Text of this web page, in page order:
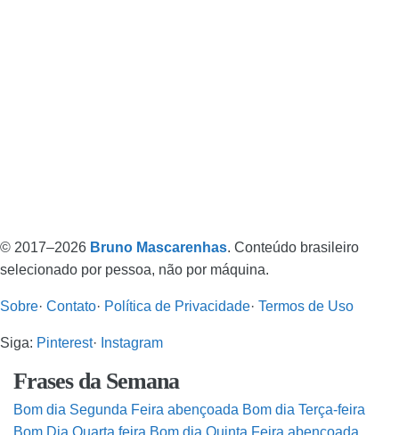
© 2017–2026 Bruno Mascarenhas. Conteúdo brasileiro
selecionado por pessoa, não por máquina.
Sobre· Contato· Política de Privacidade· Termos de Uso
Siga: Pinterest· Instagram
Frases da Semana
Bom dia Segunda Feira abençoada Bom dia Terça-feira